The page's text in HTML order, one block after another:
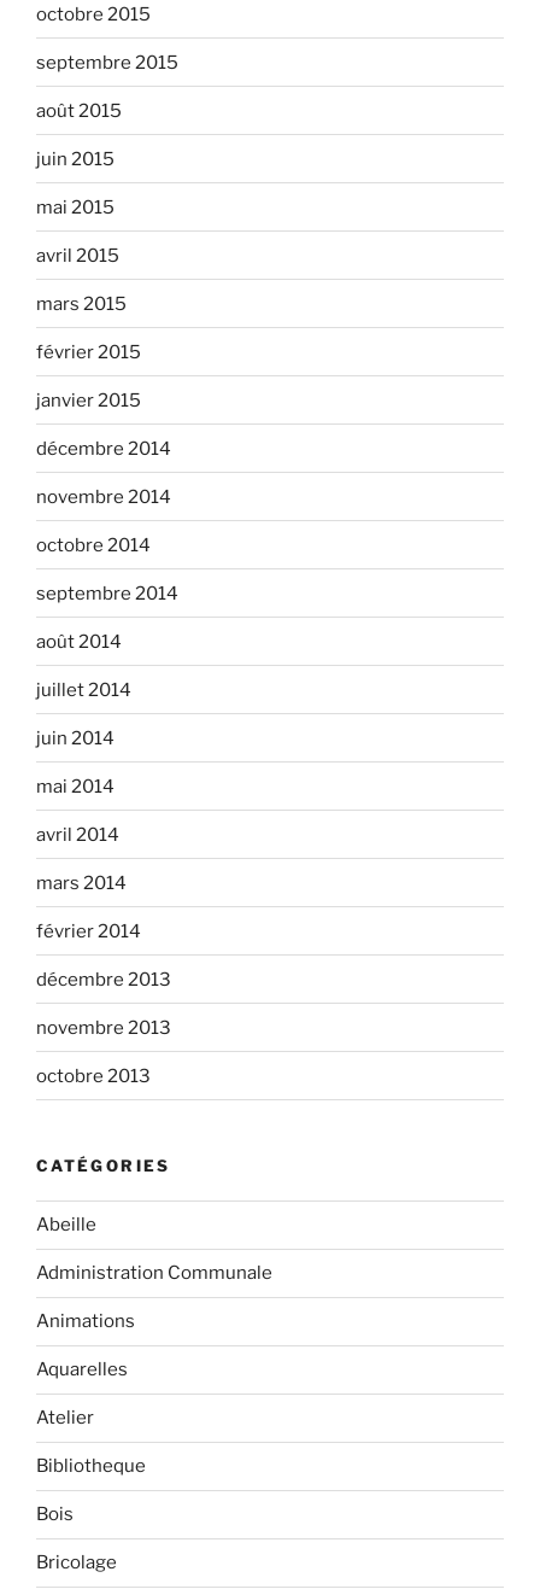
octobre 2015
septembre 2015
août 2015
juin 2015
mai 2015
avril 2015
mars 2015
février 2015
janvier 2015
décembre 2014
novembre 2014
octobre 2014
septembre 2014
août 2014
juillet 2014
juin 2014
mai 2014
avril 2014
mars 2014
février 2014
décembre 2013
novembre 2013
octobre 2013
CATÉGORIES
Abeille
Administration Communale
Animations
Aquarelles
Atelier
Bibliotheque
Bois
Bricolage